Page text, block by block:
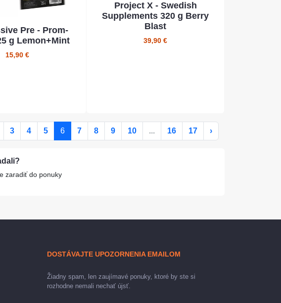
Pre - Prom-
g Lemon+Mint
15,90 €
Project X - Swedish
Supplements 320 g Berry
Blast
39,90 €
3 4 5 6 7 8 9 10 ... 16 17 ›
zaradiť do ponuky
DOSTÁVAJTE UPOZORNENIA EMAILOM
Žiadny spam, len zaujímavé ponuky, ktoré by ste si
rozhodne nemali nechať újsť.